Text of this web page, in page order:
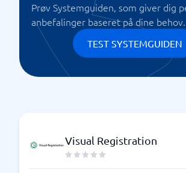
Prøv Systemguiden, som giver dig
anbefalinger baseret på dine behov.
TEST SYSTEMGUIDEN
Visual Registration